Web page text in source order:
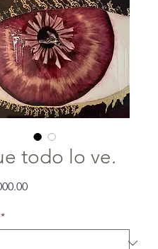
todo lo ve.
Price
*